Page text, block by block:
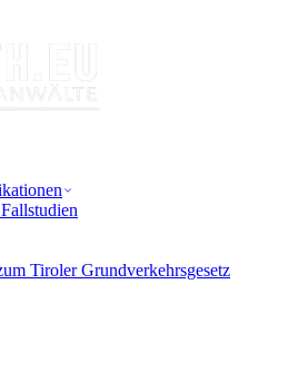
Tiroler Grundverkehrsgesetz